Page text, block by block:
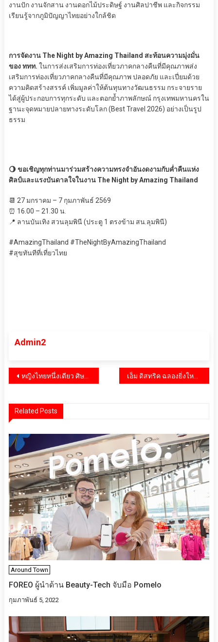
งานปัก งานจักสาน งานดอกไม้ประดิษฐ์ งานศิลปาชีพ และกิจกรรม
เรียนรู้จากภูมิปัญญาไทยอย่างใกล้ชิด
การจัดงาน The Night by Amazing Thailand สะท้อนความมุ่งมั่น
ของ ททท. ในการส่งเสริมการท่องเที่ยวภาคกลางคืนที่มีคุณภาพส่ง
เสริมการท่องเที่ยวภาคกลางคืนที่มีคุณภาพ ปลอดภัย และเปี่ยมด้วย
ความคิดสร้างสรรค์ เพิ่มมูลค่าให้ต้นทุนทางวัฒนธรรม กระจายราย
ได้สู่ผู้ประกอบการทุกระดับ และตอกย้ำภาพลักษณ์ กรุงเทพมหานครใน
ฐานะจุดหมายปลายทางระดับโลก (Best Travel 2026) อย่างเป็นรูป
ธรรม
🌖 ขอเชิญทุกท่านมาร่วมสร้างความทรงจำอันงดงามกับค่ำคืนแห่ง
ศิลป์และแรงบันดาลใจในงาน The Night by Amazing Thailand
📆 27 มกราคม – 7 กุมภาพันธ์ 2569
⏰ 16.00 – 21.30 น.
📍 ลานบันเทิง สวนลุมพินี (ประตู 1 ตรงข้าม สน.ลุมพินี)
#AmazingThailand #TheNightByAmazingThailand
#สุขทันทีที่เที่ยวไทย
Admin2
แนะแนว
หญิงไทยหนึ่งเดียว ศิษย์เก่าดีเด่น 2569 Imperial College ผู้สร้างการเปลี่ยนแปลง ขับเคลื่อนสังคมอย่างยั่งยืน “ดร.คุณหญิงกัลยา โสภณพนิช” เอ็ม ดิสทริค ฉลองยิ่งใหญ่รับปีมะเมีย ปักหมุดแลนด์มาร์คตรุษจีนระดับโลก เนรมิตปรากฏการณ์ “EM DISTRICT: THE GRAND CELEBRATION OF PROSPERITY CHINESE NEW YEAR 2026” ดึงดูดทราฟฟิกด้วย World Performance และอภิมหาโปรโมชั่นแห่งปี
Related Posts
Around Town
FOREO ผู้นำด้าน Beauty-Tech จับมือ Pomelo
กุมภาพันธ์ 5, 2022